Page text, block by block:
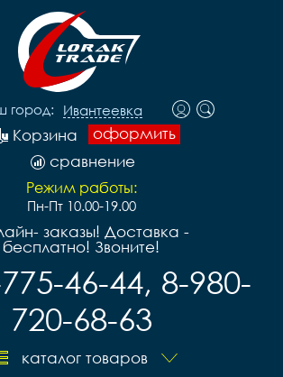
город: Ивантеевка
оформить
Корзина
сравнение
Режим работы:
Пн-Пт 10.00-19.00
заказы! Доставка -
бесплатно! Звоните!
46-44, 8-980-
720-68-63
каталог товаров